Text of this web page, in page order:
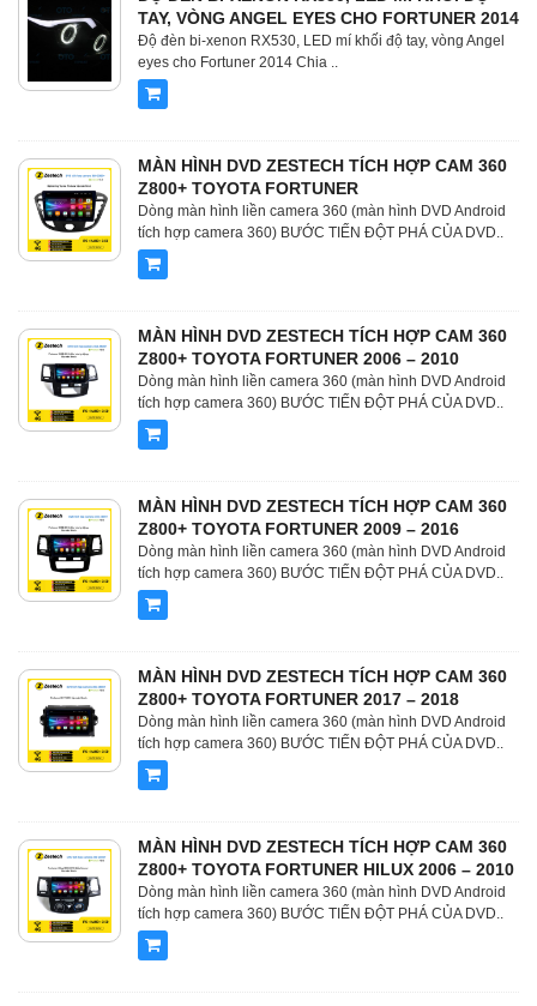
TAY, VÒNG ANGEL EYES CHO FORTUNER 2014
Độ đèn bi-xenon RX530, LED mí khối độ tay, vòng Angel
eyes cho Fortuner 2014 Chia ..
MÀN HÌNH DVD ZESTECH TÍCH HỢP CAM 360
Z800+ TOYOTA FORTUNER
Dòng màn hình liền camera 360 (màn hình DVD Android
tích hợp camera 360) BƯỚC TIẾN ĐỘT PHÁ CỦA DVD..
MÀN HÌNH DVD ZESTECH TÍCH HỢP CAM 360
Z800+ TOYOTA FORTUNER 2006 – 2010
Dòng màn hình liền camera 360 (màn hình DVD Android
tích hợp camera 360) BƯỚC TIẾN ĐỘT PHÁ CỦA DVD..
MÀN HÌNH DVD ZESTECH TÍCH HỢP CAM 360
Z800+ TOYOTA FORTUNER 2009 – 2016
Dòng màn hình liền camera 360 (màn hình DVD Android
tích hợp camera 360) BƯỚC TIẾN ĐỘT PHÁ CỦA DVD..
MÀN HÌNH DVD ZESTECH TÍCH HỢP CAM 360
Z800+ TOYOTA FORTUNER 2017 – 2018
Dòng màn hình liền camera 360 (màn hình DVD Android
tích hợp camera 360) BƯỚC TIẾN ĐỘT PHÁ CỦA DVD..
MÀN HÌNH DVD ZESTECH TÍCH HỢP CAM 360
Z800+ TOYOTA FORTUNER HILUX 2006 – 2010
Dòng màn hình liền camera 360 (màn hình DVD Android
tích hợp camera 360) BƯỚC TIẾN ĐỘT PHÁ CỦA DVD..